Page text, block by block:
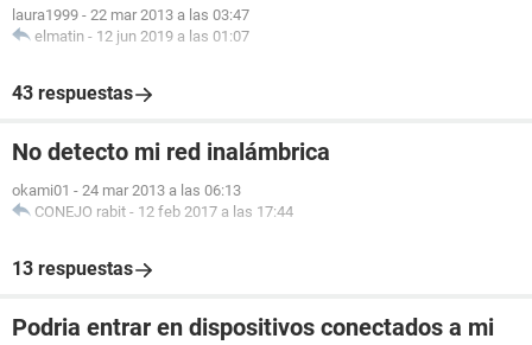
laura1999 - 22 mar 2013 a las 03:47
elmatin - 12 jun 2019 a las 01:07
43 respuestas
No detecto mi red inalámbrica
okami01 - 24 mar 2013 a las 06:13
CONEJO rabit - 12 feb 2017 a las 17:44
13 respuestas
Podria entrar en dispositivos conectados a mi